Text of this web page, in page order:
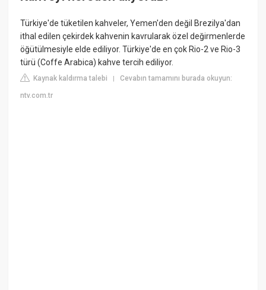
Türkiye'de tüketilen kahveler, Yemen'den değil Brezilya'dan
ithal edilen çekirdek kahvenin kavrularak özel değirmenlerde
öğütülmesiyle elde ediliyor. Türkiye'de en çok Rio-2 ve Rio-3
türü (Coffe Arabica) kahve tercih ediliyor.
Kaynak kaldırma talebi |Cevabın tamamını burada okuyun:
ntv.com.tr